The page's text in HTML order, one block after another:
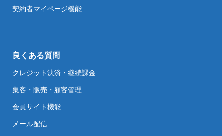
契約者マイページ機能
良くある質問
クレジット決済・継続課金
集客・販売・顧客管理
会員サイト機能
メール配信